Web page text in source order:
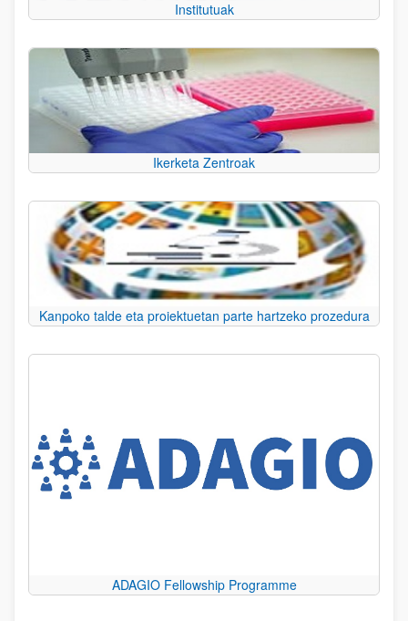
Institutuak
Ikerketa Zentroak
Kanpoko talde eta proiektuetan parte hartzeko prozedura
ADAGIO Fellowship Programme